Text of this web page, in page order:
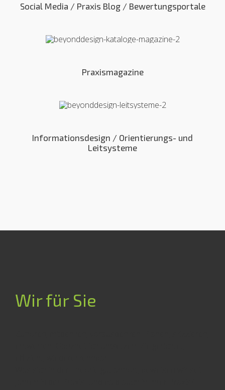
Social Media / Praxis Blog / Bewertungsportale
Praxismagazine
Informationsdesign / Orientierungs- und
Leitsysteme
Wir für Sie